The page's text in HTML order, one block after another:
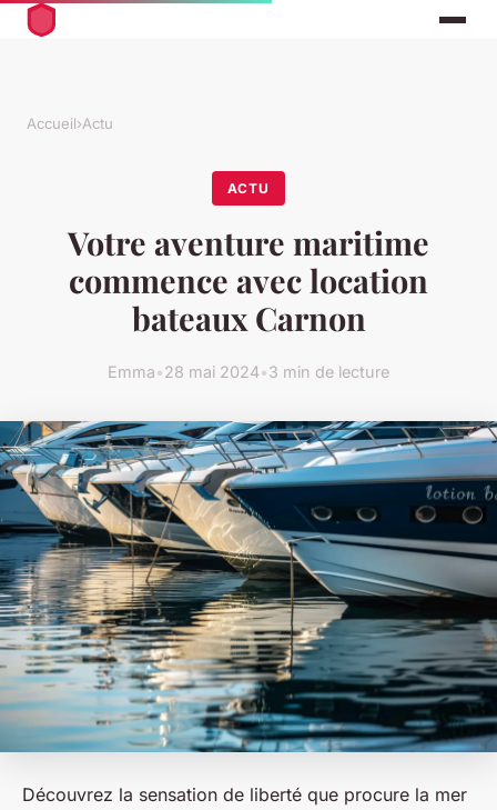
Accueil›Actu
ACTU
Votre aventure maritime
commence avec location
bateaux Carnon
Emma•28 mai 2024•3 min de lecture
Découvrez la sensation de liberté que procure la mer